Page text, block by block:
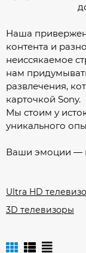
Наша
контента и
неиссякаемое
нам
развлечения,
карточкой Sony.
Мы стоим у
уникального
Ваши эмоции —
Ultra HD
3D телевизоры